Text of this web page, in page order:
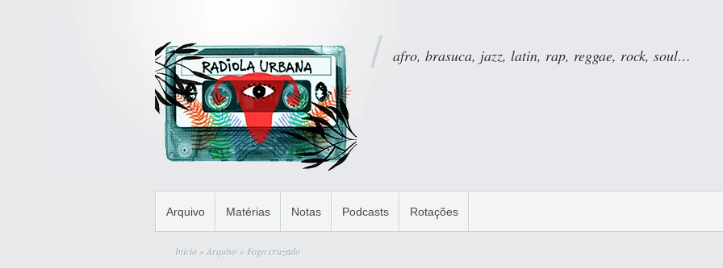
afro, brasuca, jazz, latin, rap, reggae, rock, soul…
Arquivo Matérias Notas Podcasts Rotações
Início »Arquivo » Fogo cruzado